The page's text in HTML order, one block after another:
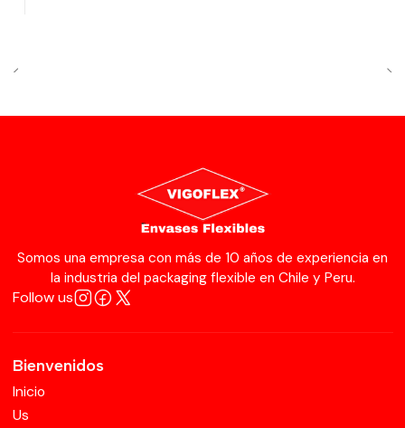
Somos una empresa con más de 10 años de experiencia en
la industria del packaging flexible en Chile y Peru.
Follow us
Bienvenidos
Inicio
Us